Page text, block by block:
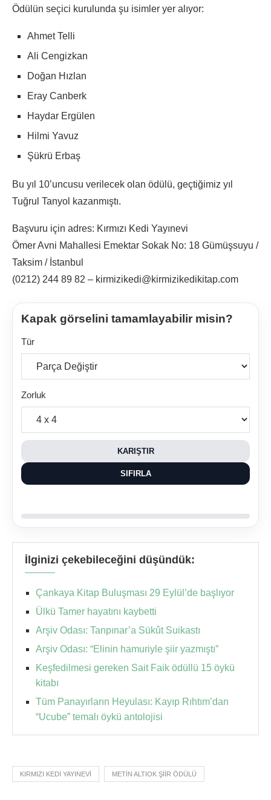
Ödülün seçici kurulunda şu isimler yer alıyor:
Ahmet Telli
Ali Cengizkan
Doğan Hızlan
Eray Canberk
Haydar Ergülen
Hilmi Yavuz
Şükrü Erbaş
Bu yıl 10’uncusu verilecek olan ödülü, geçtiğimiz yıl
Tuğrul Tanyol kazanmıştı.
Başvuru için adres: Kırmızı Kedi Yayınevi
Ömer Avni Mahallesi Emektar Sokak No: 18 Gümüşsuyu /
Taksim / İstanbul
(0212) 244 89 82 – kirmizikedi@kirmizikedikitap.com
Kapak görselini tamamlayabilir misin?
Tür
Zorluk
KARIŞTIR
SIFIRLA
İlginizi çekebileceğini düşündük:
Çankaya Kitap Buluşması 29 Eylül’de başlıyor
Ülkü Tamer hayatını kaybetti
Arşiv Odası: Tanpınar’a Sükût Suikastı
Arşiv Odası: “Elinin hamuriyle şiir yazmıştı”
Keşfedilmesi gereken Sait Faik ödüllü 15 öykü
kitabı
Tüm Panayırların Heyulası: Kayıp Rıhtım’dan
“Ucube” temalı öykü antolojisi
KIRMIZI KEDI YAYINEVI METIN ALTIOK ŞIIR ÖDÜLÜ